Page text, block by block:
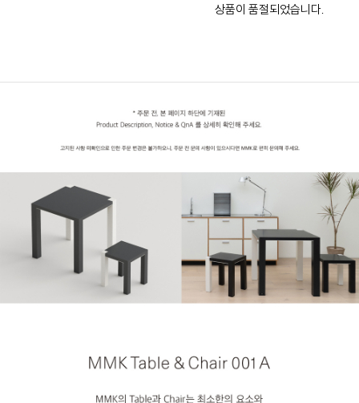
상품이 품절되었습니다.